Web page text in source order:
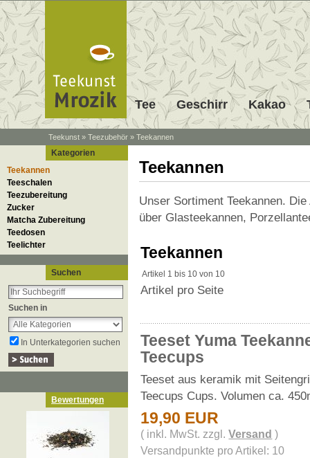
Tee Geschirr Kakao
Teekunst » Teezubehör » Teekannen
Kategorien
Teekannen
Teeschalen
Teezubereitung
Zucker
Matcha Zubereitung
Teedosen
Teelichter
Suchen
Suchen in
In Unterkategorien suchen
Bewertungen
Teekannen
Unser Sortiment Teekannen.
über Glasteekannen,
Teekannen
Artikel 1 bis 10 von 10
Artikel pro Seite
Teeset Yuma
Teecups
Teeset aus keramik mit
Teecups Cups. Volumen ca.
19,90 EUR
( inkl. MwSt. zzgl.Versand )
Versandpunkte pro Artikel: 10